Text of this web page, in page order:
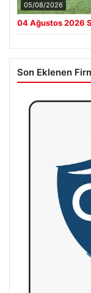
05/08/2026
04 Ağustos 2026
Son Eklenen